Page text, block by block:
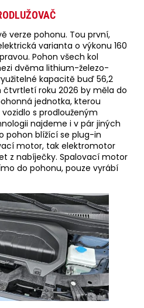
verze pohonu. Tou první,
varianta o výkonu 160
Pohon všech kol
dvěma lithium-železo-
kapacitě buď 56,2
čtvrtletí roku 2026 by měla do
jednotka, kterou
s prodlouženým
najdeme i v pár jiných
pohon blížící se plug-in
motor, tak elektromotor
z nabíječky. Spalovací motor
do pohonu, pouze vyrábí